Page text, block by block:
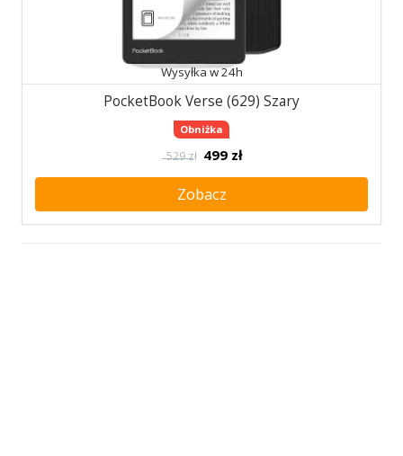
Wysyłka w 24h
PocketBook Verse (629) Szary
Obniżka
529 zł 499 zł
Zobacz